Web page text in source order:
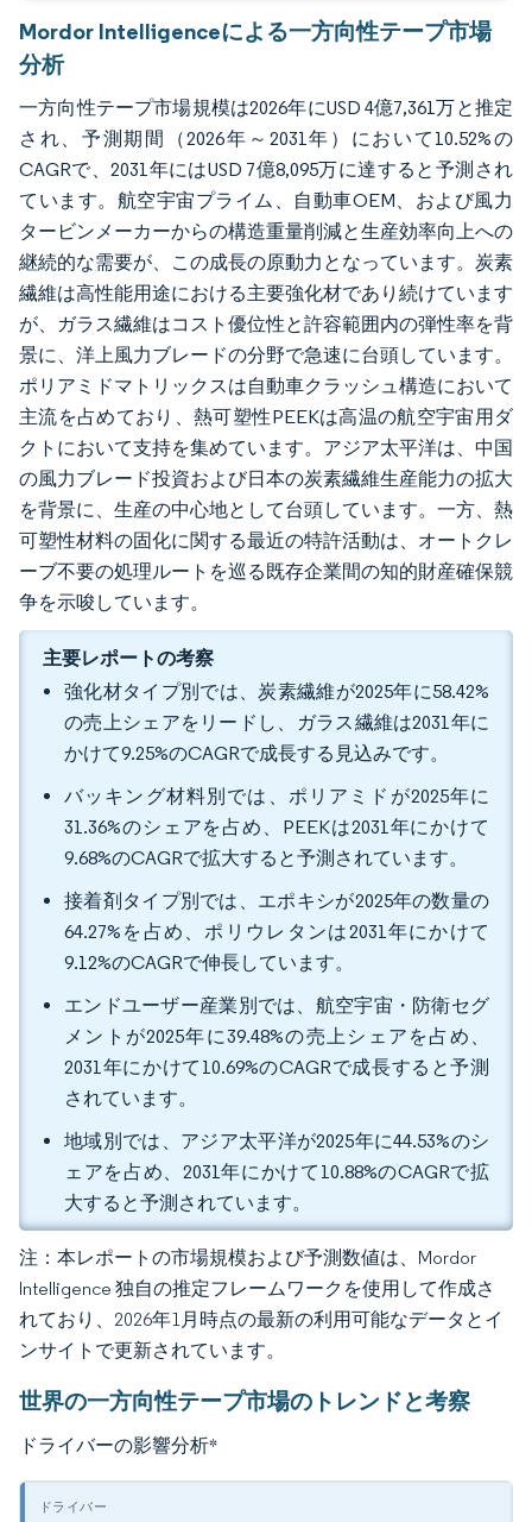
Mordor Intelligenceによる一方向性テープ市場
分析
一方向性テープ市場規模は2026年にUSD 4億7,361万と推定
され、予測期間（2026年～2031年）において10.52%の
CAGRで、2031年にはUSD 7億8,095万に達すると予測され
ています。航空宇宙プライム、自動車OEM、および風力
タービンメーカーからの構造重量削減と生産効率向上への
継続的な需要が、この成長の原動力となっています。炭素
繊維は高性能用途における主要強化材であり続けています
が、ガラス繊維はコスト優位性と許容範囲内の弾性率を背
景に、洋上風力ブレードの分野で急速に台頭しています。
ポリアミドマトリックスは自動車クラッシュ構造において
主流を占めており、熱可塑性PEEKは高温の航空宇宙用ダ
クトにおいて支持を集めています。アジア太平洋は、中国
の風力ブレード投資および日本の炭素繊維生産能力の拡大
を背景に、生産の中心地として台頭しています。一方、熱
可塑性材料の固化に関する最近の特許活動は、オートクレ
ーブ不要の処理ルートを巡る既存企業間の知的財産確保競
争を示唆しています。
主要レポートの考察
強化材タイプ別では、炭素繊維が2025年に58.42%
の売上シェアをリードし、ガラス繊維は2031年に
かけて9.25%のCAGRで成長する見込みです。
バッキング材料別では、ポリアミドが2025年に
31.36%のシェアを占め、PEEKは2031年にかけて
9.68%のCAGRで拡大すると予測されています。
接着剤タイプ別では、エポキシが2025年の数量の
64.27%を占め、ポリウレタンは2031年にかけて
9.12%のCAGRで伸長しています。
エンドユーザー産業別では、航空宇宙・防衛セグ
メントが2025年に39.48%の売上シェアを占め、
2031年にかけて10.69%のCAGRで成長すると予測
されています。
地域別では、アジア太平洋が2025年に44.53%のシ
ェアを占め、2031年にかけて10.88%のCAGRで拡
大すると予測されています。
注：本レポートの市場規模および予測数値は、Mordor
Intelligence 独自の推定フレームワークを使用して作成さ
れており、2026年1月時点の最新の利用可能なデータとイ
ンサイトで更新されています。
世界の一方向性テープ市場のトレンドと考察
ドライバーの影響分析*